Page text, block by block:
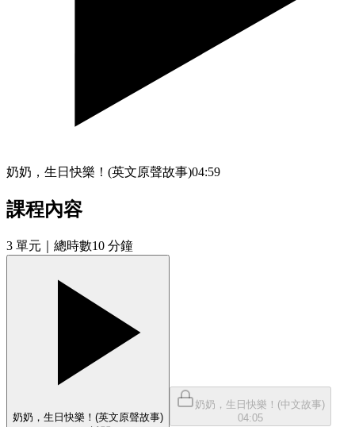
奶奶，生日快樂！(英文原聲故事)04:59
課程內容
3 單元 ｜總時數10 分鐘
奶奶，生日快樂！(英文原聲故事)
奶奶，生日快樂！(中文故事)
04:05